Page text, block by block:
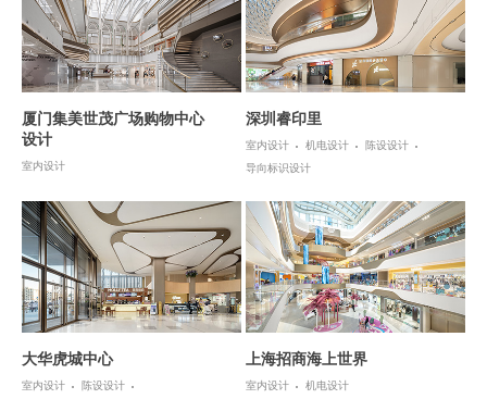
厦门集美世茂广场购物中心
设计
室内设计
深圳睿印里
室内设计 机电设计
陈设设计
导向标识设计
大华虎城中心
室内设计
陈设设计
上海招商海上世界
室内设计 机电设计